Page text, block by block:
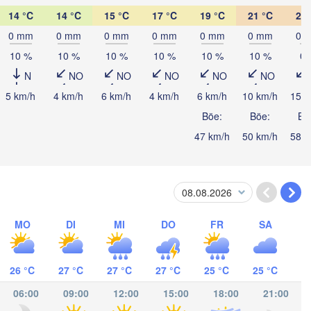
14 °C
0 mm
10 %
N
5 km/h
14 °C
0 mm
10 %
NO
4 km/h
15 °C
0 mm
10 %
NO
6 km/h
17 °C
0 mm
10 %
NO
4 km/h
19 °C
0 mm
10 %
NO
6 km/h
Böe:
47 km/h
21 °C
0 mm
10 %
NO
10 km/h
Böe:
50 km/h
22
0
0
15
58
MO
26 °C
DI
27 °C
MI
27 °C
DO
27 °C
FR
25 °C
SA
25 °C
06:00 09:00 12:00 15:00 18:00 21:00
San José
PANAMA